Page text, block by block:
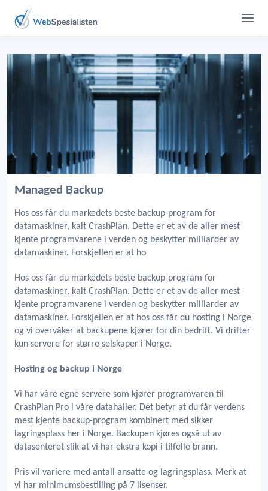
Managed Backup
Hos oss får du markedets beste backup-program for
datamaskiner, kalt CrashPlan. Dette er et av de aller mest
kjente programvarene i verden og beskytter milliarder av
datamaskiner. Forskjellen er at ho
Hos oss får du markedets beste backup-program for
datamaskiner, kalt CrashPlan. Dette er et av de aller mest
kjente programvarene i verden og beskytter milliarder av
datamaskiner. Forskjellen er at hos oss får du hosting i Norge
og vi overvåker at backupene kjører for din bedrift. Vi drifter
kun servere for større selskaper i Norge.
Hosting og backup i Norge
Vi har våre egne servere som kjører programvaren til
CrashPlan Pro i våre datahaller. Det betyr at du får verdens
mest kjente backup-program kombinert med sikker
lagringsplass her i Norge. Backupen kjøres også ut av
datasenteret slik at vi har ekstra kopi i tilfelle brann.
Pris vil variere med antall ansatte og lagringsplass. Merk at
vi har minimumsbestilling på 7 lisenser.